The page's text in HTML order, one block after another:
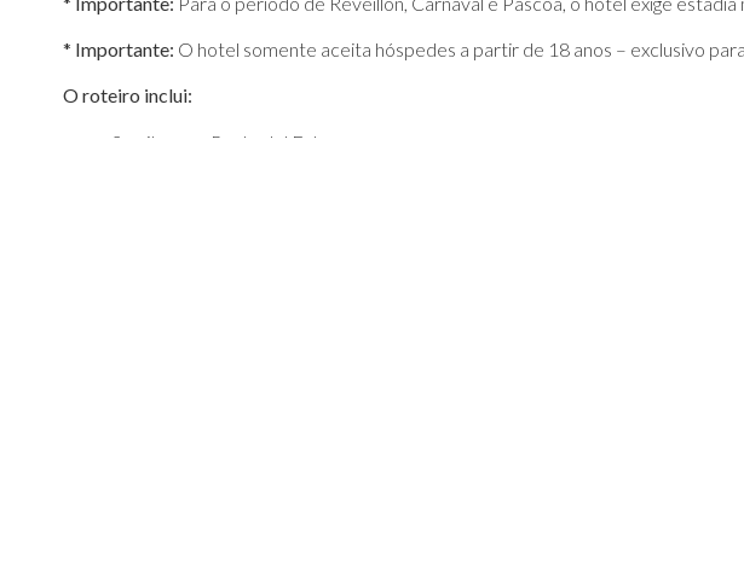
* Importante: O hotel somente aceita hóspedes a partir de 18 anos – exclusivo
O roteiro inclui:
3 noites em Punta del Este